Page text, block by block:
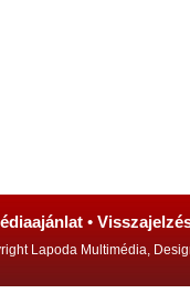
•
Lapoda Multimédia,